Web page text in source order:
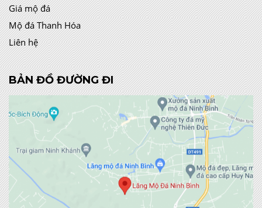
Giá mộ đá
Mộ đá Thanh Hóa
Liên hệ
BẢN ĐỒ ĐƯỜNG ĐI